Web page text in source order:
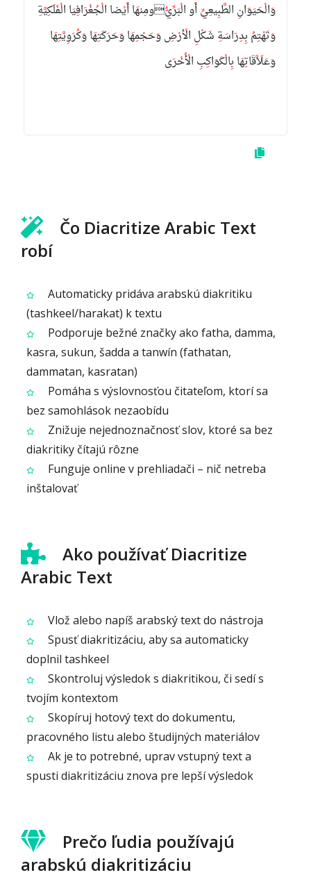
وَالْحَيَوَانِ الطَّبِيعِيِّ أَو الْبَرِّيُّومِنهَا أَيْضا الْجُغْرَافِيَا الْفَلَكِيَّةِ
وَتَهْتِمُ بِدِرَاسَةِ شَكْلِ الْأرْضِ وَحَجْمِهَا وَحَرَكَتِهَا وَكُرَوِيَّتِهَا
وَعَلَاَّقَاتِهَا بِالْكَوَاكِبِ الْأُخْرَى
Čo Diacritize Arabic Text
robí
Automaticky pridáva arabskú diakritiku
(tashkeel/harakat) k textu
Podporuje bežné značky ako fatha, damma,
kasra, sukun, šadda a tanwín (fathatan,
dammatan, kasratan)
Pomáha s výslovnosťou čitateľom, ktorí sa
bez samohlások nezaobídu
Znižuje nejednoznačnosť slov, ktoré sa bez
diakritiky čítajú rôzne
Funguje online v prehliadači – nič netreba
inštalovať
Ako používať Diacritize
Arabic Text
Vlož alebo napíš arabský text do nástroja
Spusť diakritizáciu, aby sa automaticky
doplnil tashkeel
Skontroluj výsledok s diakritikou, či sedí s
tvojím kontextom
Skopíruj hotový text do dokumentu,
pracovného listu alebo študijných materiálov
Ak je to potrebné, uprav vstupný text a
spusti diakritizáciu znova pre lepší výsledok
Prečo ľudia používajú
arabskú diakritizáciu